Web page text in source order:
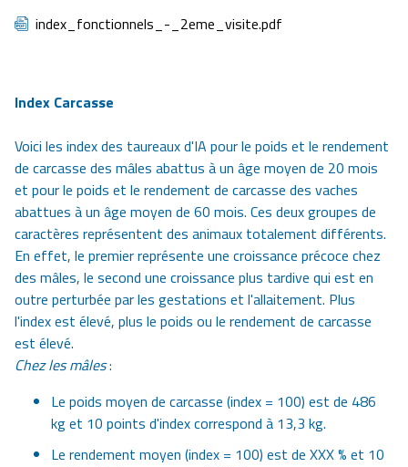
Document
index_fonctionnels_-_2eme_visite.pdf
Index Carcasse
Voici les index des taureaux d'IA pour le poids et le rendement
de carcasse des mâles abattus à un âge moyen de 20 mois
et pour le poids et le rendement de carcasse des vaches
abattues à un âge moyen de 60 mois. Ces deux groupes de
caractères représentent des animaux totalement différents.
En effet, le premier représente une croissance précoce chez
des mâles, le second une croissance plus tardive qui est en
outre perturbée par les gestations et l'allaitement. Plus
l'index est élevé, plus le poids ou le rendement de carcasse
est élevé.
Chez les mâles:
Le poids moyen de carcasse (index = 100) est de 486
kg et 10 points d'index correspond à 13,3 kg.
Le rendement moyen (index = 100) est de XXX % et 10